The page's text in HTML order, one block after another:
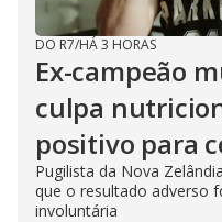
DO R7/HÁ 3 HORAS
Ex-campeão
culpa
positivo para
Pugilista da Nova
que o resultado adverso
involuntária